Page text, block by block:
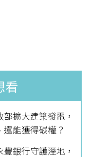
看
擴大建築發電，
能獲得碳權？
銀行守護溼地，